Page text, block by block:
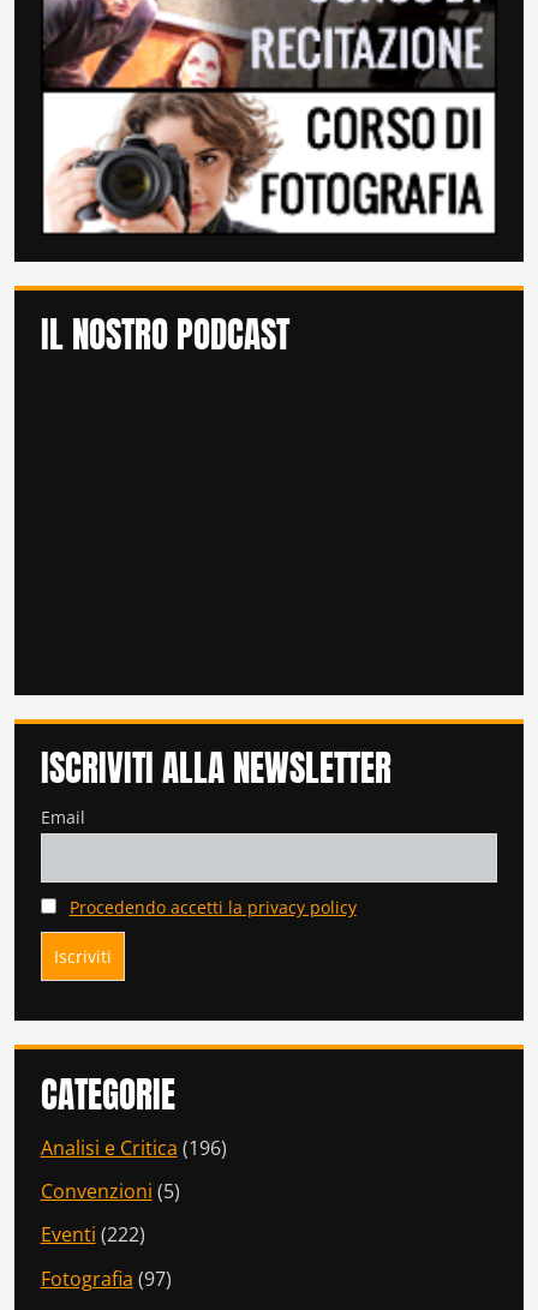
IL NOSTRO PODCAST
ISCRIVITI ALLA NEWSLETTER
Email
Procedendo accetti la privacy policy
CATEGORIE
Analisi e Critica (196)
Convenzioni (5)
Eventi (222)
Fotografia (97)